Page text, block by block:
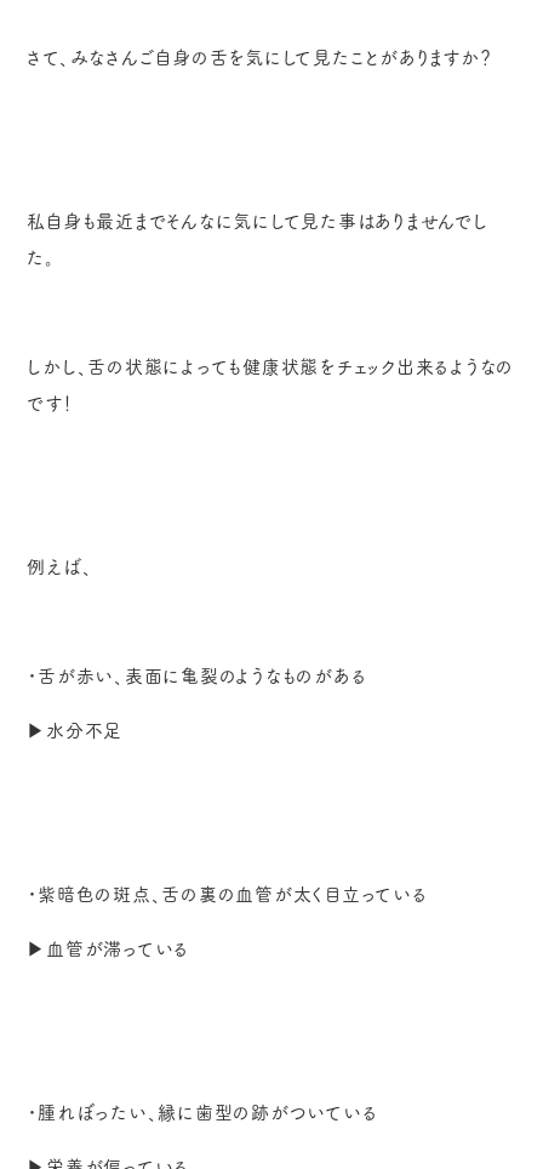
さて、みなさんご自身の舌を気にして見たことがありますか？
私自身も最近までそんなに気にして見た事はありませんでし
た。
しかし、舌の状態によっても健康状態をチェック出来るようなの
です！
例えば、
・舌が赤い、表面に亀裂のようなものがある
▶︎水分不足
・紫暗色の斑点、舌の裏の血管が太く目立っている
▶︎血管が滞っている
・腫れぼったい、縁に歯型の跡がついている